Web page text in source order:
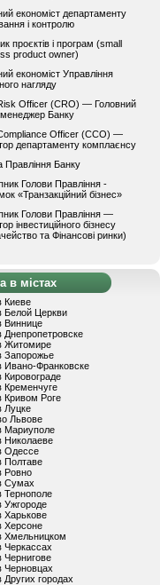
економіст департаменту
і контролю
проєктів і програм (small
product owner)
економіст Управління
нагляду
Officer (CRO) — Головний
Банку
Officer (CCO) —
департаменту комплаєнсу
Правління Банку
Голови Правління -
«Транзакційний бізнес»
Голови Правління —
інвестиційного бізнесу
та Фінансові ринки)
в містах
Киеве
Белой Церкви
Виннице
Днепропетровске
Житомире
Запорожье
Ивано-Франковске
Кировограде
Кременчуге
Кривом Роге
Луцке
Львове
Мариуполе
Николаеве
Одессе
Полтаве
Ровно
Сумах
Тернополе
Ужгороде
Харькове
Херсоне
Хмельницком
Черкассах
Чернигове
Черновцах
Других городах